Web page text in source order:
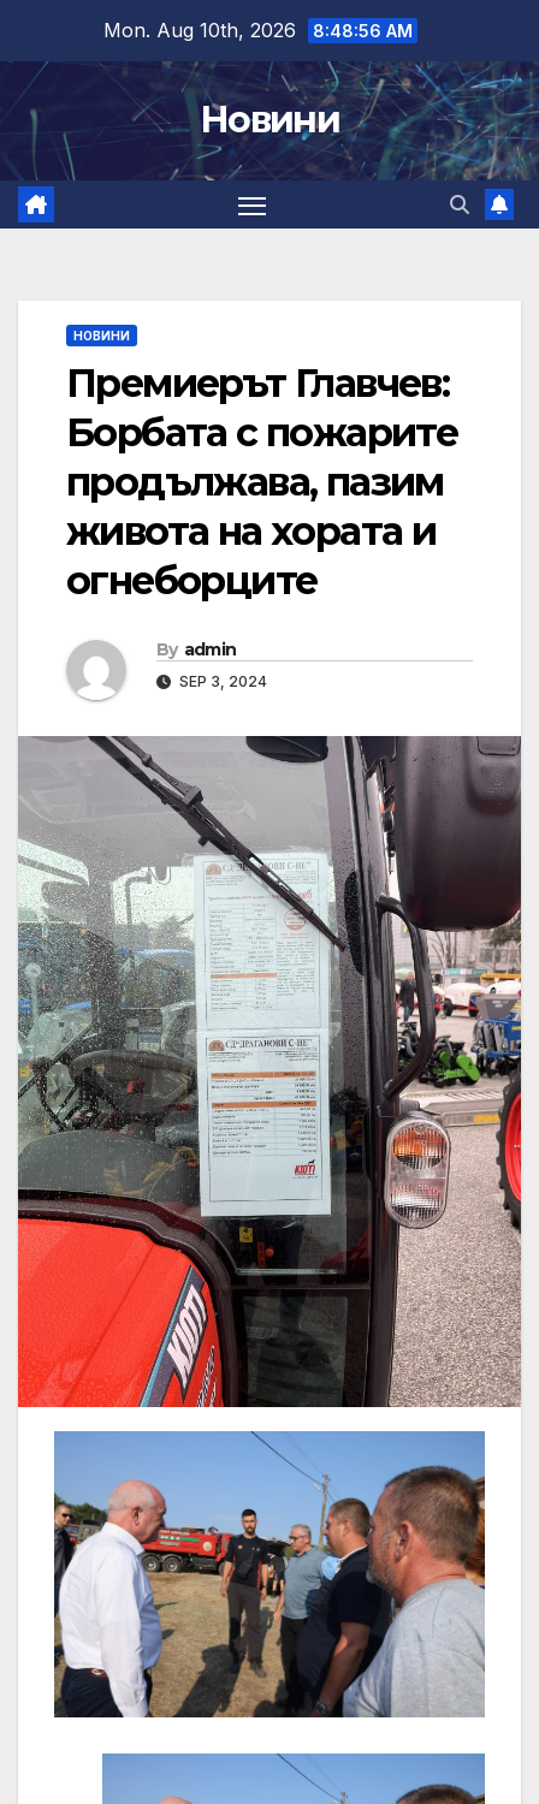
content
Mon. Aug 10th, 2026 8:48:57 AM
Новини
НОВИНИ
Премиерът Главчев:
Борбата с пожарите
продължава, пазим
живота на хората и
огнеборците
By admin
SEP 3, 2024